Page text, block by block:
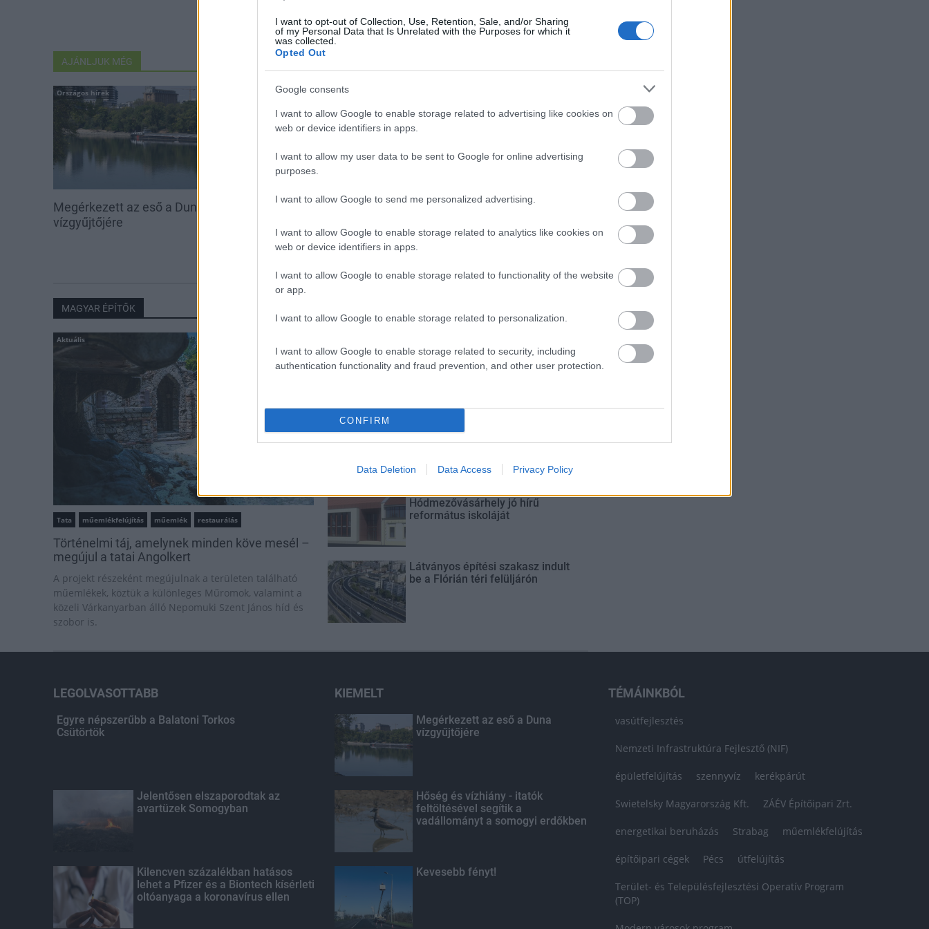
I want to opt-out of Collection, Use, Retention, Sale, and/or Sharing
of my Personal Data that Is Unrelated with the Purposes for which it
was collected.
Opted Out
Google consents
I want to allow Google to enable storage related to advertising like cookies on
web or device identifiers in apps.
I want to allow my user data to be sent to Google for online advertising
purposes.
I want to allow Google to send me personalized advertising.
I want to allow Google to enable storage related to analytics like cookies on
web or device identifiers in apps.
I want to allow Google to enable storage related to functionality of the website
or app.
I want to allow Google to enable storage related to personalization.
I want to allow Google to enable storage related to security, including
authentication functionality and fraud prevention, and other user protection.
CONFIRM
Data Deletion Data Access Privacy Policy
AJÁNLJUK MÉG
Országos hírek
Megérkezett az eső a Duna
vízgyűjtőjére
Hőség és vízhiány - itatók
vadállományt a somogyi
erdőkben
Amire többmillióan vártunk:
csökken a riasztás
MAGYAR ÉPÍTŐK
Aktuális
Tata műemlékfelújítás műemlék restaurálás
Történelmi táj, amelynek minden köve mesél –
megújul a tatai Angolkert
A projekt részeként megújulnak a területen található
műemlékek, köztük a különleges Műromok, valamint a
közeli Várkanyarban álló Nepomuki Szent János híd és
szobor is.
Bicske Kelet csomópont építése
Új gyalogosátkelők és jelzőlámpás
Hódmezővásárhely jó hírű
református iskoláját
Látványos építési szakasz indult
be a Flórián téri felüljárón
LEGOLVASOTTABB
Egyre népszerűbb a Balatoni Torkos
Csütörtök
Jelentősen elszaporodtak az
avartüzek Somogyban
Kilencven százalékban hatásos
lehet a Pfizer és a Biontech kísérleti
oltóanyaga a koronavírus ellen
KIEMELT
Megérkezett az eső a Duna
vízgyűjtőjére
Hőség és vízhiány - itatók
feltöltésével segítik a
vadállományt a somogyi erdőkben
Kevesebb fényt!
TÉMÁINKBÓL
vasútfejlesztés
Nemzeti Infrastruktúra Fejlesztő (NIF)
épületfelújítás szennyvíz kerékpárút
Swietelsky Magyarország Kft. ZÁÉV Építőipari Zrt.
energetikai beruházás Strabag műemlékfelújítás
építőipari cégek Pécs útfelújítás
Terület- és Településfejlesztési Operatív Program
(TOP)